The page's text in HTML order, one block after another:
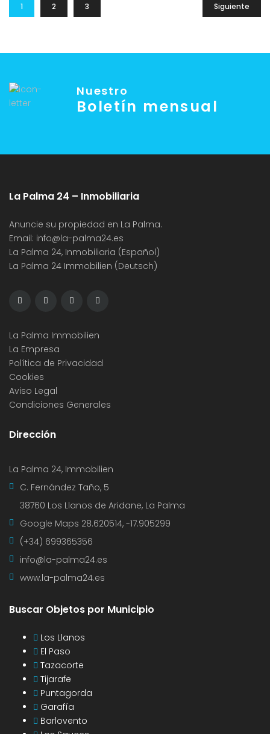
1 2 3 Siguiente
Nuestro
Boletín mensual
La Palma 24 – Inmobiliaria
Anuncie su propiedad en La Palma.
Email: info@la-palma24.es
La Palma 24, Inmobiliaria (Español)
La Palma 24 Immobilien (Deutsch)
La Palma Immobilien
La Empresa
Política de Privacidad
Cookies
Aviso Legal
Condiciones Generales
Dirección
La Palma 24, Immobilien
C. Fernández Taño, 5
38760 Los Llanos de Aridane, La Palma
Google Maps 28.620514, -17.905299
(+34) 699365356
info@la-palma24.es
www.la-palma24.es
Buscar Objetos por Municipio
Los Llanos
El Paso
Tazacorte
Tijarafe
Puntagorda
Garafía
Barlovento